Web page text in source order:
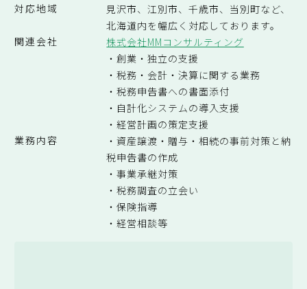
対応地域
見沢市、江別市、千歳市、当別町など、
北海道内を幅広く対応しております。
関連会社
株式会社MMコンサルティング
業務内容
・創業・独立の支援
・税務・会計・決算に関する業務
・税務申告書への書面添付
・自計化システムの導入支援
・経営計画の策定支援
・資産譲渡・贈与・相続の事前対策と納
税申告書の作成
・事業承継対策
・税務調査の立会い
・保険指導
・経営相談等